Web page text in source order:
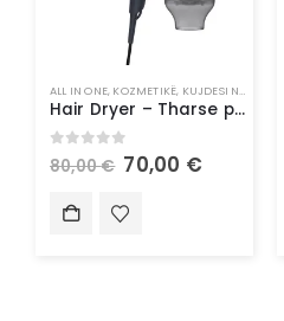
ALL IN ONE, KOZMETIKË, KUJDESI NDAJ FLOKËVE
Hair Dryer – Tharse për flokë Philips
0 out of 5
80,00€ 70,00 €